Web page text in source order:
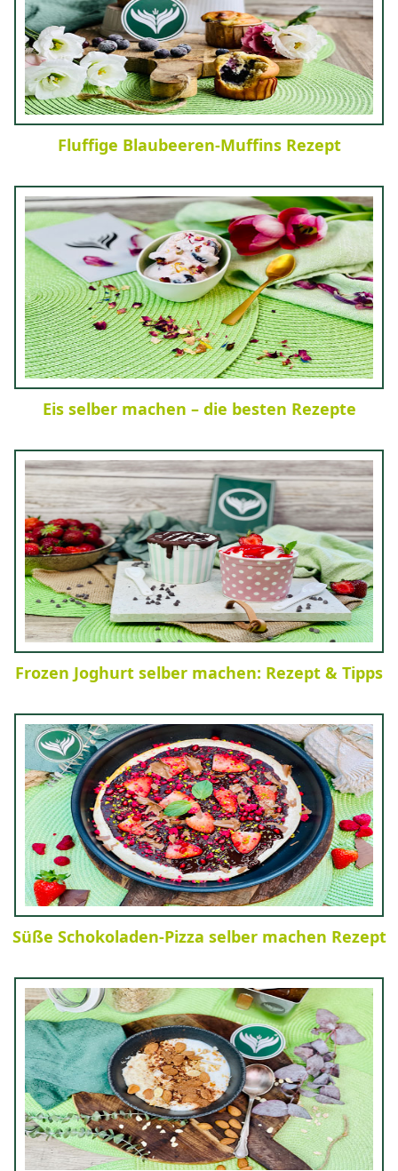
Fluffige Blaubeeren-Muffins Rezept
Eis selber machen – die besten Rezepte
Frozen Joghurt selber machen: Rezept & Tipps
Süße Schokoladen-Pizza selber machen Rezept